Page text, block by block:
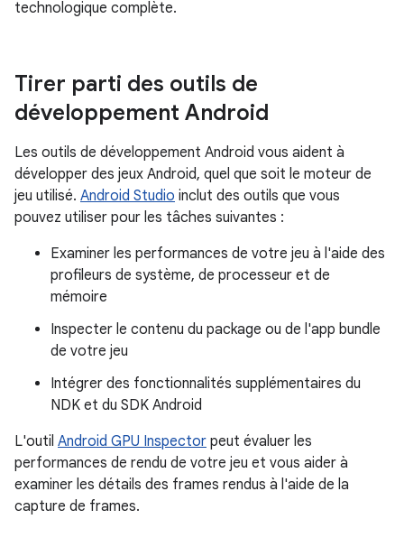
technologique complète.
Tirer parti des outils de
développement Android
Les outils de développement Android vous aident à
développer des jeux Android, quel que soit le moteur de
jeu utilisé. Android Studio inclut des outils que vous
pouvez utiliser pour les tâches suivantes :
Examiner les performances de votre jeu à l'aide des
profileurs de système, de processeur et de
mémoire
Inspecter le contenu du package ou de l'app bundle
de votre jeu
Intégrer des fonctionnalités supplémentaires du
NDK et du SDK Android
L'outil Android GPU Inspector peut évaluer les
performances de rendu de votre jeu et vous aider à
examiner les détails des frames rendus à l'aide de la
capture de frames.